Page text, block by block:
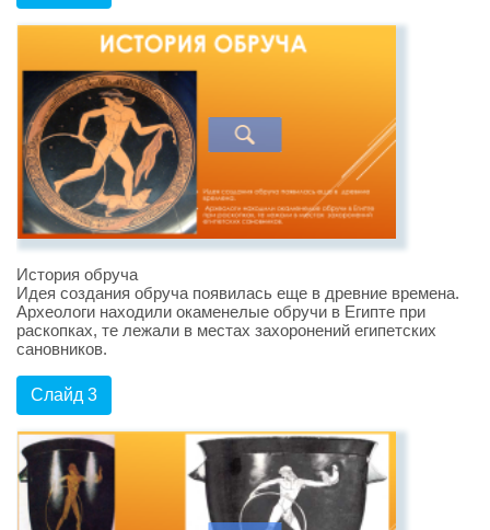
История обруча
Идея создания обруча появилась еще в древние времена.
Археологи находили окаменелые обручи в Египте при
раскопках, те лежали в местах захоронений египетских
сановников.
Слайд 3